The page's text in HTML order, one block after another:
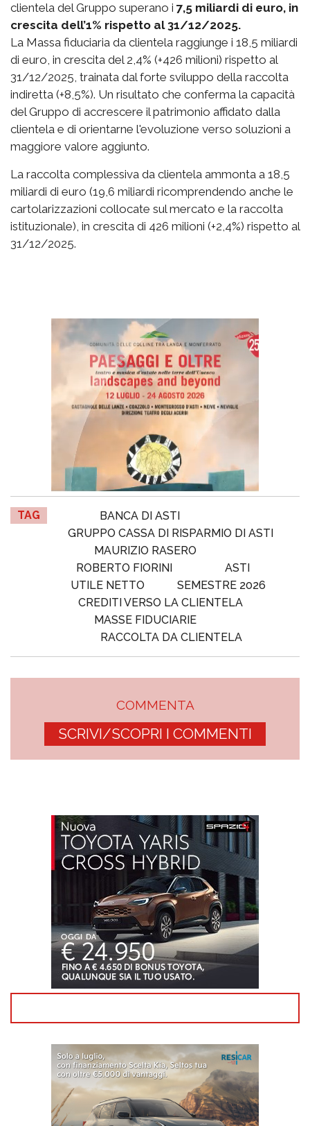
clientela del Gruppo superano i 7,5 miliardi di euro, in
crescita dell’1% rispetto al 31/12/2025.
La Massa fiduciaria da clientela raggiunge i 18,5 miliardi
di euro, in crescita del 2,4% (+426 milioni) rispetto al
31/12/2025, trainata dal forte sviluppo della raccolta
indiretta (+8,5%). Un risultato che conferma la capacità
del Gruppo di accrescere il patrimonio affidato dalla
clientela e di orientarne l'evoluzione verso soluzioni a
maggiore valore aggiunto.
La raccolta complessiva da clientela ammonta a 18,5
miliardi di euro (19,6 miliardi ricomprendendo anche le
cartolarizzazioni collocate sul mercato e la raccolta
istituzionale), in crescita di 426 milioni (+2,4%) rispetto al
31/12/2025.
TAG
BANCA DI ASTI
GRUPPO CASSA DI RISPARMIO DI ASTI
MAURIZIO RASERO
ROBERTO FIORINI
ASTI
UTILE NETTO
SEMESTRE 2026
CREDITI VERSO LA CLIENTELA
MASSE FIDUCIARIE
RACCOLTA DA CLIENTELA
COMMENTA
SCRIVI/SCOPRI I COMMENTI